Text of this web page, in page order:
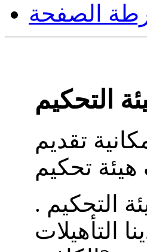
الصفحة
التحكيم
تقديم
التحكيم .
التأهيلات